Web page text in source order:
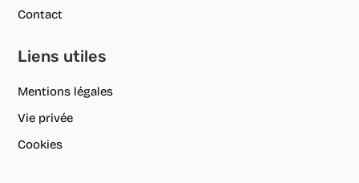
Contact
Liens utiles
Mentions légales
Vie privée
Cookies